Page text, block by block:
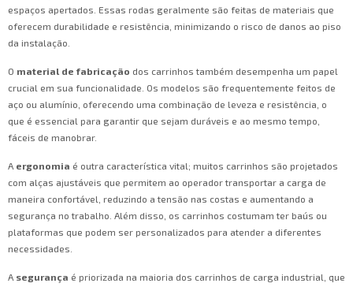
espaços apertados. Essas rodas geralmente são feitas de materiais que
oferecem durabilidade e resistência, minimizando o risco de danos ao piso
da instalação.
O material de fabricação dos carrinhos também desempenha um papel
crucial em sua funcionalidade. Os modelos são frequentemente feitos de
aço ou alumínio, oferecendo uma combinação de leveza e resistência, o
que é essencial para garantir que sejam duráveis e ao mesmo tempo,
fáceis de manobrar.
A ergonomia é outra característica vital; muitos carrinhos são projetados
com alças ajustáveis que permitem ao operador transportar a carga de
maneira confortável, reduzindo a tensão nas costas e aumentando a
segurança no trabalho. Além disso, os carrinhos costumam ter baús ou
plataformas que podem ser personalizados para atender a diferentes
necessidades.
A segurança é priorizada na maioria dos carrinhos de carga industrial, que